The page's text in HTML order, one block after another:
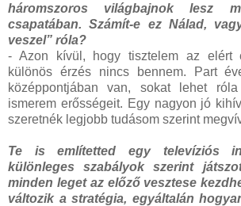
háromszoros világbajnok lesz
csapatában. Számít-e ez Nálad,
veszel” róla?
- Azon kívül, hogy tisztelem az elért
különös érzés nincs bennem. Part
középpontjában van, sokat lehet
ismerem erősségeit. Egy nagyon jó
szeretnék legjobb tudásom szerint
Te is említetted egy televíziós
különleges szabályok szerint
minden leget az előző vesztese
változik a stratégia, egyáltalán